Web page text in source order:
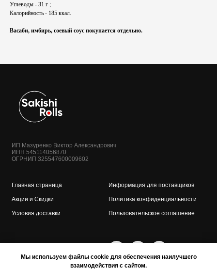
Углеводы - 31 г ;
Калорийность - 185 ккал.
Васаби, имбирь, соевый соус покупается отдельно.
ИП Мазуренко Виктор Александрович
ИНН 545114056870
ОГРНИП 325547600009602
Главная страница
Акции и Скидки
Условия доставки
Информация для поставщиков
Политика конфиденциальности
Пользовательское соглашение
Мы используем файлы cookie для обеспечения наилучшего
взаимодействия с сайтом.